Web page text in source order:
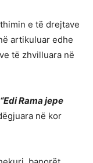
e të drejtave
artikuluar edhe
të zhvilluara në
Rama jepe
në kor